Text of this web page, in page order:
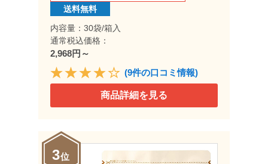
送料無料
内容量：30袋/箱入
通常税込価格：
2,968円～
(9件の口コミ情報)
商品詳細を見る
3位